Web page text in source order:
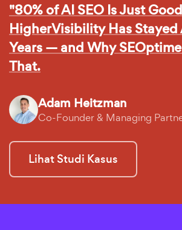
"80% of AI SEO Is Just
HigherVisibility Has Stayed
Years — and Why
That.
Adam Heitzman
Co-Founder & Managing
Lihat Studi Kasus